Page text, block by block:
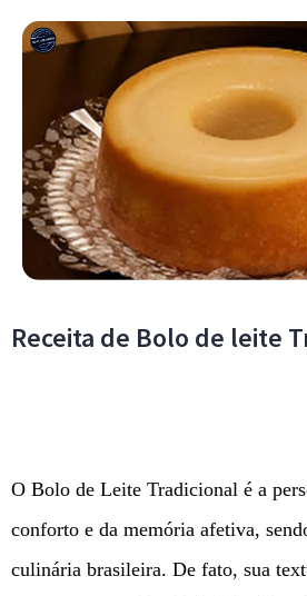
Receita de Bolo de leite
O Bolo de Leite Tradicional é a
conforto e da memória afetiva,
culinária brasileira. De fato, sua